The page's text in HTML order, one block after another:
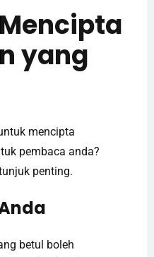
yang
mencipta
pembaca anda?
penting.
betul boleh